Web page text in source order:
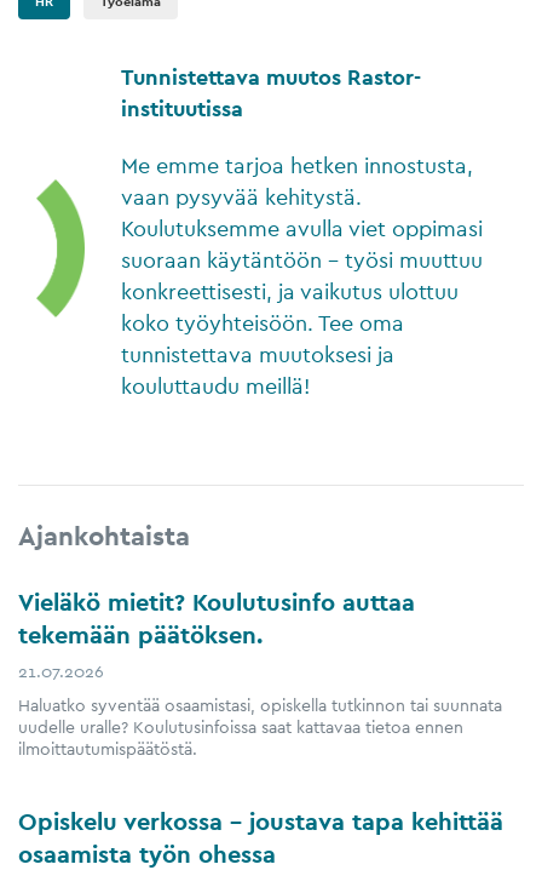
Tunnistettava muutos Rastor-
instituutissa
Me emme tarjoa hetken innostusta,
vaan pysyvää kehitystä.
Koulutuksemme avulla viet oppimasi
suoraan käytäntöön – työsi muuttuu
konkreettisesti, ja vaikutus ulottuu
koko työyhteisöön. Tee oma
tunnistettava muutoksesi ja
kouluttaudu meillä!
Ajankohtaista
Vieläkö mietit? Koulutusinfo auttaa
tekemään päätöksen.
21.07.2026
Haluatko syventää osaamistasi, opiskella tutkinnon tai suunnata
uudelle uralle? Koulutusinfoissa saat kattavaa tietoa ennen
ilmoittautumispäätöstä.
Opiskelu verkossa – joustava tapa kehittää
osaamista työn ohessa